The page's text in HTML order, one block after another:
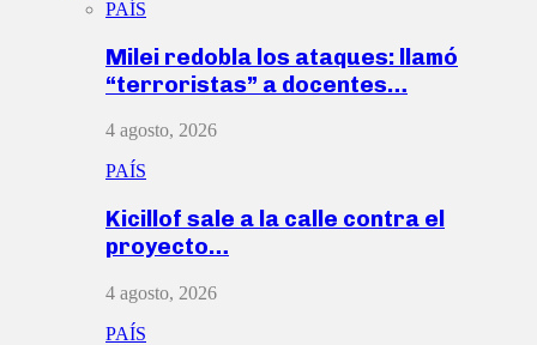
PAÍS
Milei redobla los ataques: llamó
“terroristas” a docentes…
4 agosto, 2026
PAÍS
Kicillof sale a la calle contra el
proyecto…
4 agosto, 2026
PAÍS